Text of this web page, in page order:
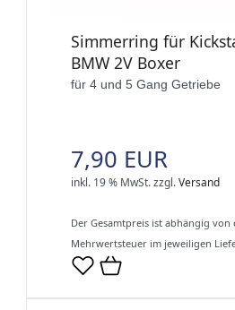
Simmerring für
BMW 2V Boxer
für 4 und 5 Gang Getriebe
7,90 EUR
inkl. 19 % MwSt.zzgl.Versand
Der Gesamtpreis ist abhängig von
Mehrwertsteuer im jeweiligen